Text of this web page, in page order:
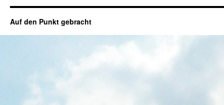
Auf den Punkt gebracht